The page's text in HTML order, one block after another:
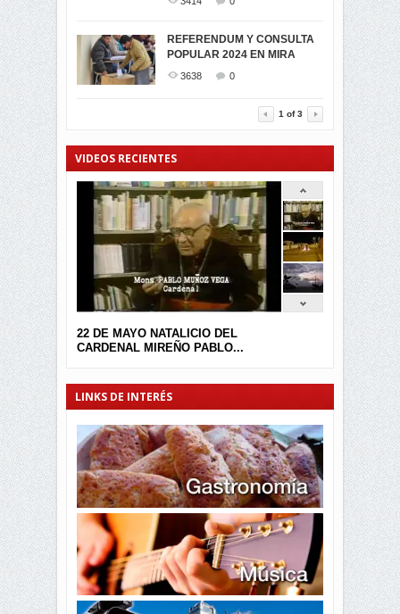
REFERENDUM Y CONSULTA
POPULAR 2024 EN MIRA
3638 0
TRIUNFO DE...
MIRA.EC FUE
GALARDONADA
1 of3
VIDEOS RECIENTES
22 DE MAYO NATALICIO DEL
CARDENAL MIREÑO PABLO...
LINKS DE INTERÉS